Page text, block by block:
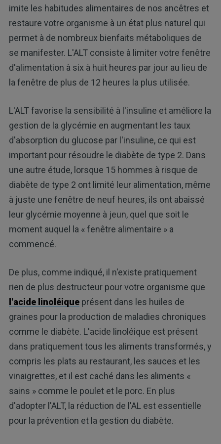
imite les habitudes alimentaires de nos ancêtres et
restaure votre organisme à un état plus naturel qui
permet à de nombreux bienfaits métaboliques de
se manifester. L'ALT consiste à limiter votre fenêtre
d'alimentation à six à huit heures par jour au lieu de
la fenêtre de plus de 12 heures la plus utilisée.
L'ALT favorise la sensibilité à l'insuline et améliore la
gestion de la glycémie en augmentant les taux
d'absorption du glucose par l'insuline, ce qui est
important pour résoudre le diabète de type 2. Dans
une autre étude, lorsque 15 hommes à risque de
diabète de type 2 ont limité leur alimentation, même
à juste une fenêtre de neuf heures, ils ont abaissé
leur glycémie moyenne à jeun, quel que soit le
moment auquel la « fenêtre alimentaire » a
commencé.
De plus, comme indiqué, il n'existe pratiquement
rien de plus destructeur pour votre organisme que
l'acide linoléiqueprésent dans les huiles de
graines pour la production de maladies chroniques
comme le diabète. L'acide linoléique est présent
dans pratiquement tous les aliments transformés, y
compris les plats au restaurant, les sauces et les
vinaigrettes, et il est caché dans les aliments «
sains » comme le poulet et le porc. En plus
d'adopter l'ALT, la réduction de l'AL est essentielle
pour la prévention et la gestion du diabète.